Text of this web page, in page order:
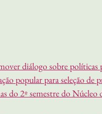
diálogo sobre políticas
popular para seleção de
do 2º semestre do